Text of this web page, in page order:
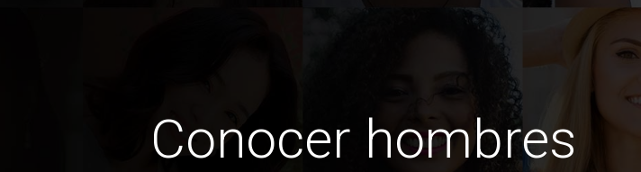
Conocer hombres